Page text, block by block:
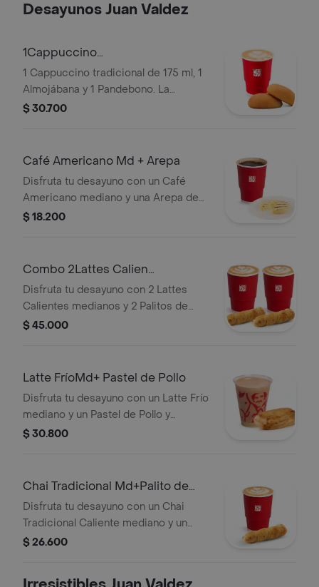
Desayunos Juan Valdez
1Cappuccino
175ml+1Almojabana+1Pandebono
1 Cappuccino tradicional de 175 ml, 1
Almojábana y 1 Pandebono. La
presentación del Cappuccino puede
durante el transporte para pedidos a
$ 30.700
Café Americano Md + Arepa
Disfruta tu desayuno con un Café
Americano mediano y una Arepa de
queso.
$ 18.200
Combo 2Lattes Calien
Md+2Palitosde Queso
Disfruta tu desayuno con 2 Lattes
Calientes medianos y 2 Palitos de
Queso.
$ 45.000
Latte FríoMd+ Pastel de Pollo
Disfruta tu desayuno con un Latte Frío
mediano y un Pastel de Pollo y
Champiñones.
$ 30.800
Chai Tradicional Md+Palito de
Queso
Disfruta tu desayuno con un Chai
Tradicional Caliente mediano y un
Palito de Queso.
$ 26.600